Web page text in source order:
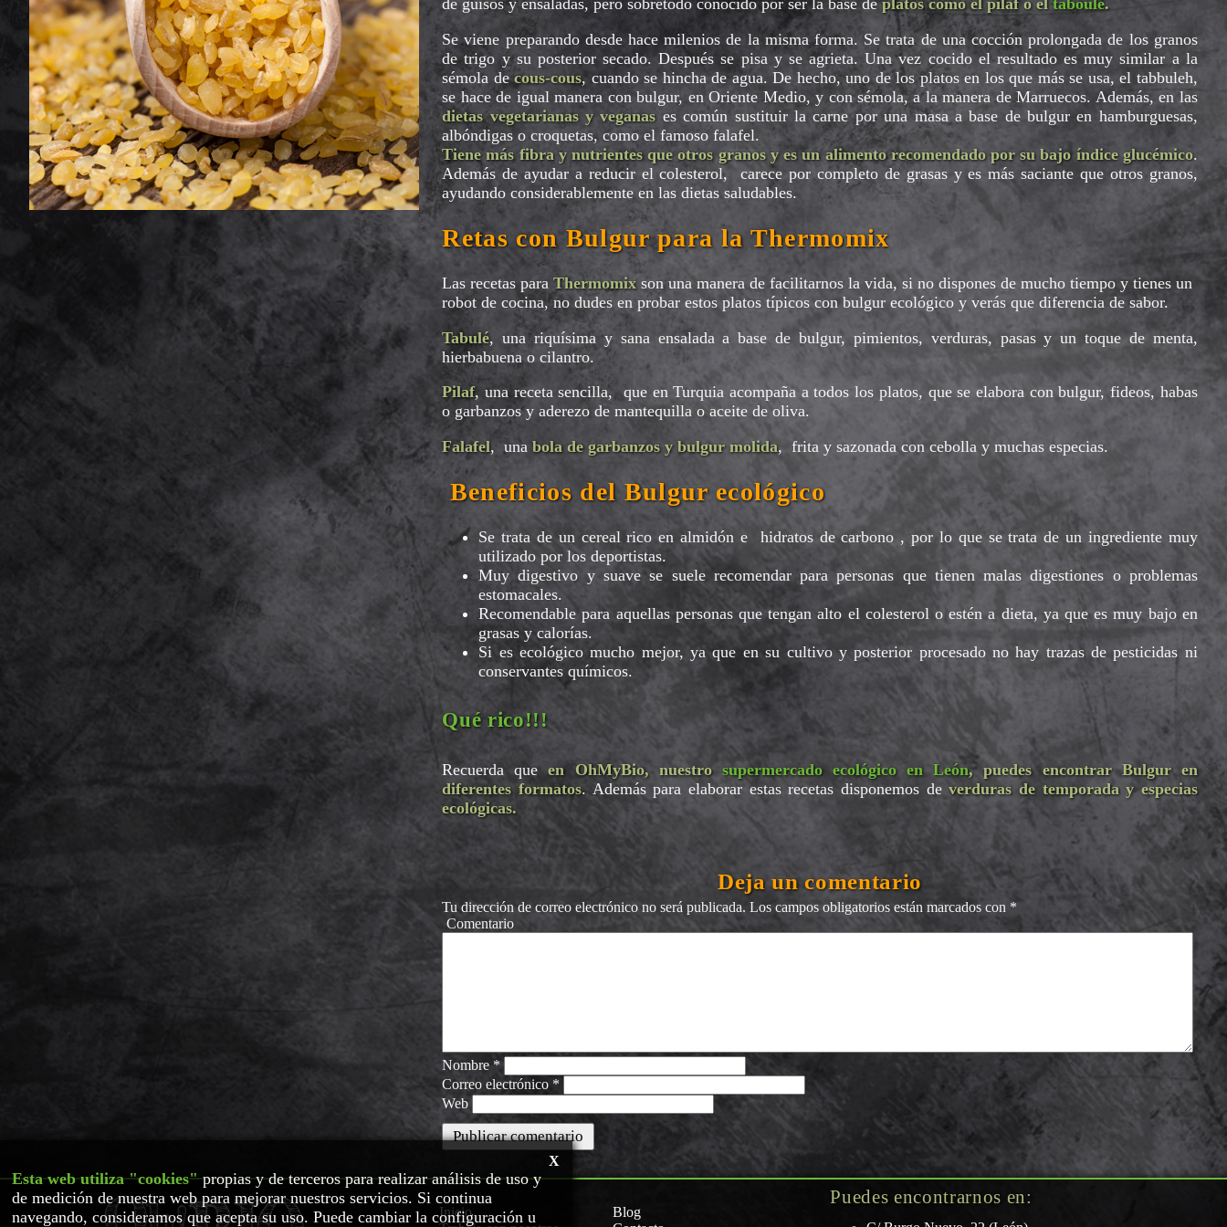
X
Esta web utiliza "cookies"propias y de terceros para realizar análisis de uso y
de medición de nuestra web para mejorar nuestros servicios. Si continua
navegando, consideramos que acepta su uso. Puede cambiar la configuración u
Se viene preparando desde hace milenios de la misma forma. Se trata de una cocción prolongada de los granos
de trigo y su posterior secado. Después se pisa y se agrieta. Una vez cocido el resultado es muy similar a la
sémola decous-cous, cuando se hincha de agua. De hecho, uno de los platos en los que más se usa, el tabbuleh,
se hace de igual manera con bulgur, en Oriente Medio, y con sémola, a la manera de Marruecos. Además, en las
dietas vegetarianas y veganases común sustituir la carne por una masa a base de bulgur en hamburguesas,
albóndigas o croquetas, como el famoso falafel.
Tiene más fibra y nutrientes que otros granos y es un alimento recomendado por su bajo índice glucémico.
Además de ayudar a reducir el colesterol, carece por completo de grasas y es más saciante que otros granos,
ayudando considerablemente en las dietas saludables.
Retas con Bulgur para la Thermomix
Las recetas paraThermomixson una manera de facilitarnos la vida, si no dispones de mucho tiempo y tienes un
robot de cocina, no dudes en probar estos platos típicos con bulgur ecológico y verás que diferencia de sabor.
Tabulé, una riquísima y sana ensalada a base de bulgur, pimientos, verduras, pasas y un toque de menta,
hierbabuena o cilantro.
Pilaf, una receta sencilla, que en Turquia acompaña a todos los platos, que se elabora con bulgur, fideos, habas
o garbanzos y aderezo de mantequilla o aceite de oliva.
Falafel, unabola de garbanzos y bulgur molida, frita y sazonada con cebolla y muchas especias.
Beneficios del Bulgur ecológico
Se trata de un cereal rico en almidón e hidratos de carbono , por lo que se trata de un ingrediente muy
utilizado por los deportistas.
Muy digestivo y suave se suele recomendar para personas que tienen malas digestiones o problemas
estomacales.
Recomendable para aquellas personas que tengan alto el colesterol o estén a dieta, ya que es muy bajo en
grasas y calorías.
Si es ecológico mucho mejor, ya que en su cultivo y posterior procesado no hay trazas de pesticidas ni
conservantes químicos.
Qué rico!!!
Recuerda queen OhMyBio, nuestro supermercado ecológico en León, puedes encontrar Bulgur en
diferentes formatos. Además para elaborar estas recetas disponemos deverduras de temporada y especias
ecológicas.
Deja un comentario
Tu dirección de correo electrónico no será publicada. Los campos obligatorios están marcados con *
Comentario
Nombre*
Correo electrónico *
Web
Inicio
Blog
Puedes encontrarnos en: